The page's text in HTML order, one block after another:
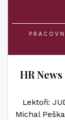
HR
Lektoři
Michal